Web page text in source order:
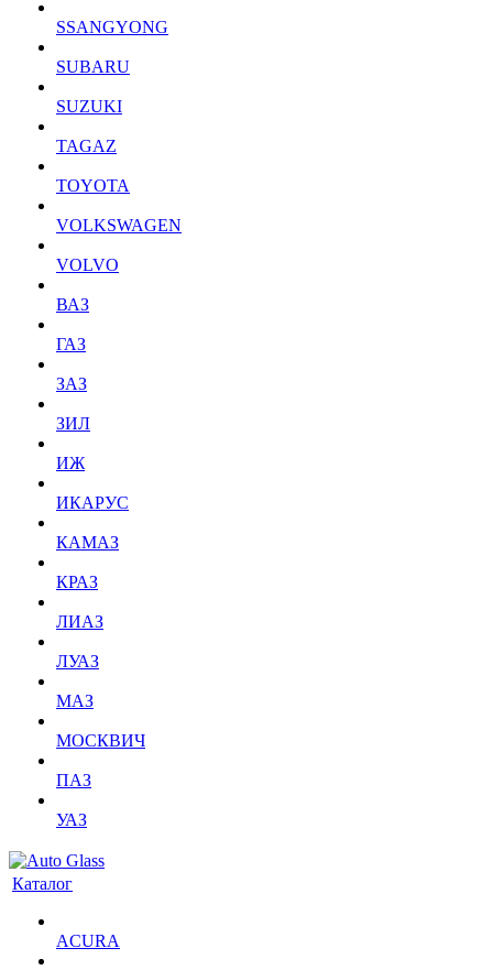
SSANGYONG
SUBARU
SUZUKI
TAGAZ
TOYOTA
VOLKSWAGEN
VOLVO
ВАЗ
ГАЗ
ЗАЗ
ЗИЛ
ИЖ
ИКАРУС
КАМАЗ
КРАЗ
ЛИАЗ
ЛУАЗ
МАЗ
МОСКВИЧ
ПАЗ
УАЗ
Каталог
ACURA